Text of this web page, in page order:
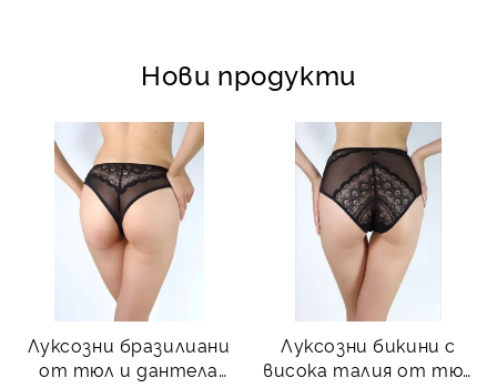
Нови продукти
Луксозни бразилиани
от тюл и дантела
Луксозни бикини с
висока талия от тюл